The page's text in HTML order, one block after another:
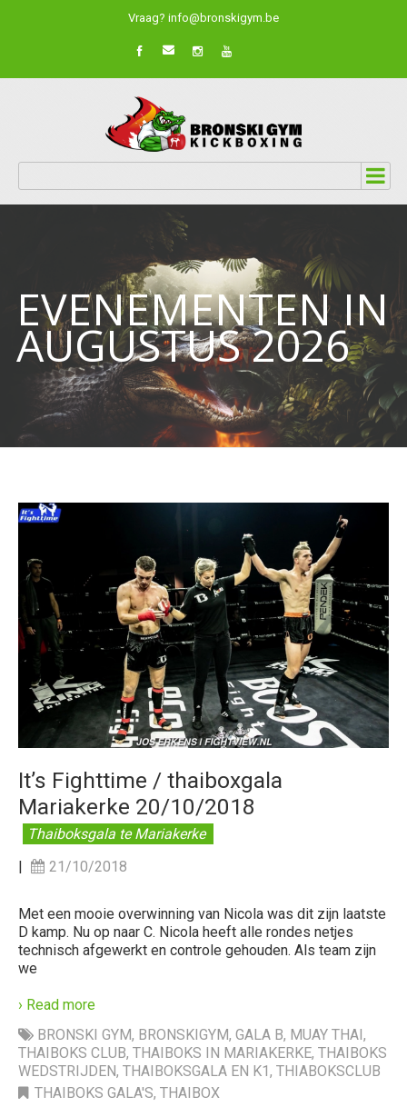
Vraag? info@bronskigym.be
EVENEMENTEN IN
AUGUSTUS 2026
It’s Fighttime / thaiboxgala
Mariakerke 20/10/2018
Thaiboksgala te Mariakerke
|
21/10/2018
Met een mooie overwinning van Nicola was dit zijn laatste
D kamp. Nu op naar C. Nicola heeft alle rondes netjes
technisch afgewerkt en controle gehouden. Als team zijn
we
› Read more
BRONSKI GYM, BRONSKIGYM, GALA B, MUAY THAI,
THAIBOKS CLUB, THAIBOKS IN MARIAKERKE, THAIBOKS
WEDSTRIJDEN, THAIBOKSGALA EN K1, THIABOKSCLUB
THAIBOKS GALA'S, THAIBOX